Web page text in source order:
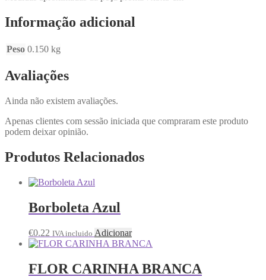
Informação adicional
Peso 0.150 kg
Avaliações
Ainda não existem avaliações.
Apenas clientes com sessão iniciada que compraram este produto
podem deixar opinião.
Produtos Relacionados
Borboleta Azul
€0.22 IVA incluido Adicionar
FLOR CARINHA BRANCA